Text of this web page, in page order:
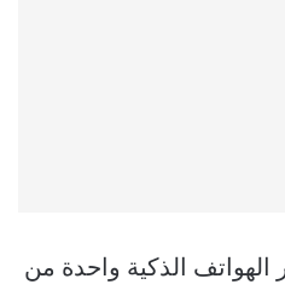
الهواتف الذكية واحدة من